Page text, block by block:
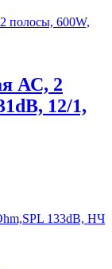
АС, 2
12/1,